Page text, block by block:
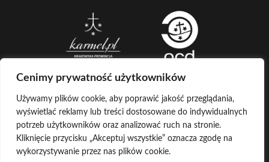
Cenimy prywatność użytkowników
Używamy plików cookie, aby poprawić jakość przeglądania,
wyświetlać reklamy lub treści dostosowane do indywidualnych
potrzeb użytkowników oraz analizować ruch na stronie.
Kliknięcie przycisku „Akceptuj wszystkie” oznacza zgodę na
wykorzystywanie przez nas plików cookie.
CREATED BY
COPYRIGHT © KARMELICI BOSI LOG IN